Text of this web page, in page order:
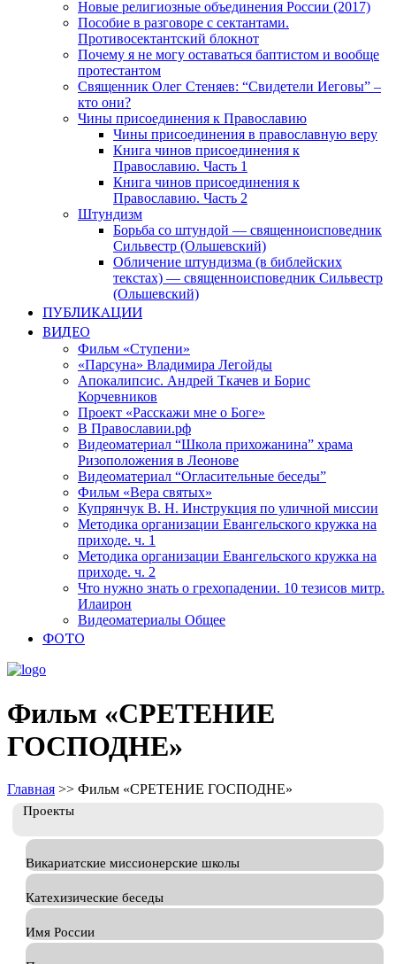
Новые религиозные объединения России (2017)
Пособие в разговоре с сектантами.
Противосектантский блокнот
Почему я не могу оставаться баптистом и вообще
протестантом
Священник Олег Стеняев: “Свидетели Иеговы” –
кто они?
Чины присоединения к Православию
Чины присоединения в православную веру
Книга чинов присоединения к
Православию. Часть 1
Книга чинов присоединения к
Православию. Часть 2
Штундизм
Борьба со штундой — священноисповедник
Сильвестр (Ольшевский)
Обличение штундизма (в библейских
текстах) — священноисповедник Сильвестр
(Ольшевский)
ПУБЛИКАЦИИ
ВИДЕО
Фильм «Ступени»
«Парсуна» Владимира Легойды
Апокалипсис. Андрей Ткачев и Борис
Корчевников
Проект «Расскажи мне о Боге»
В Православии.рф
Видеоматериал “Школа прихожанина” храма
Ризоположения в Леонове
Видеоматериал “Огласительные беседы”
Фильм «Вера святых»
Купрянчук В. Н. Инструкция по уличной миссии
Методика организации Евангельского кружка на
приходе. ч. 1
Методика организации Евангельского кружка на
приходе. ч. 2
Что нужно знать о грехопадении. 10 тезисов митр.
Илаирон
Видеоматериалы Общее
ФОТО
Фильм «СРЕТЕНИЕ
ГОСПОДНЕ»
Главная >> Фильм «СРЕТЕНИЕ ГОСПОДНЕ»
Проекты
Викариатские миссионерские школы
Катехизические беседы
Имя России